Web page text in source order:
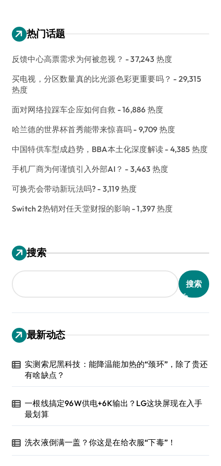
热门话题
反馈中心高票需求为何被忽视？ - 37,243 热度
买电视，分区数量真的比光源色彩更重要吗？ - 29,315
热度
面对网络拉踩车企应如何自救 - 16,886 热度
哈兰德的世界杯首秀能带来惊喜吗 - 9,709 热度
中国特供车型成趋势，BBA本土化深度解读 - 4,385 热度
手机厂商为何谨慎引入外部AI？ - 3,463 热度
可换壳会带动新玩法吗? - 3,119 热度
Switch 2热销对任天堂财报的影响 - 1,397 热度
搜索
搜索
最新动态
实测索尼黑科技：能降温能加热的“颈环”，除了贵还
有啥缺点？
一根线搞定96W供电+6K输出？LG这块屏现在入手
最划算
洗衣液倒满一盖？你这是在给衣服“下毒”！